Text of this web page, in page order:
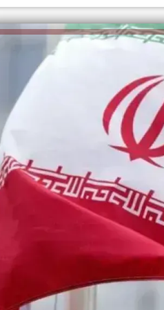
إلهام شرشر تكتب: دي مبقتش كورة..
دي سياسة